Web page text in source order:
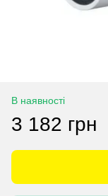
В наявності
3 182 грн